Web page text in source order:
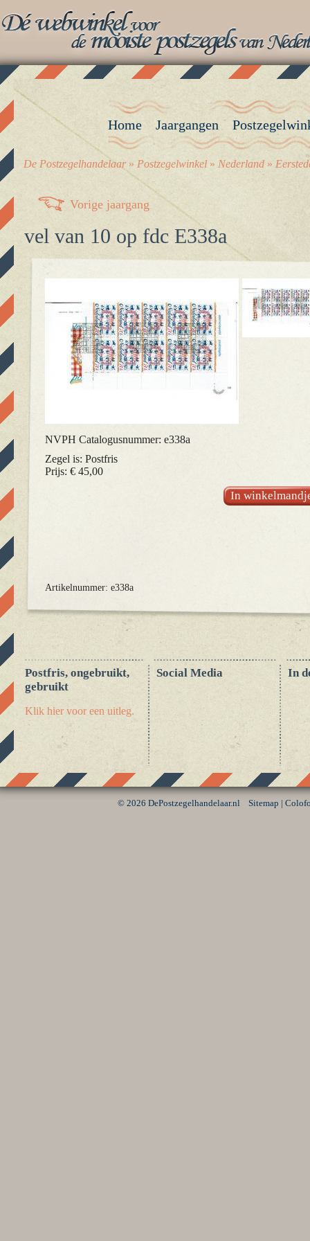
Vorige jaargang
vel van 10 op fdc E338a
NVPH Catalogusnummer: e338a
Zegel is: Postfris
Prijs: € 45,00
Artikelnummer: e338a
In
Postfris, ongebruikt,
gebruikt
Klik hier voor een uitleg.
Social Media In
Home Jaargangen
De Postzegelhandelaar» Postzegelwinkel » Nederland »
© 2026 DePostzegelhandelaar.nlSitemap |